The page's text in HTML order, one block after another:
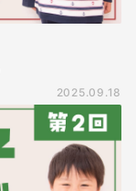
2025.09.18